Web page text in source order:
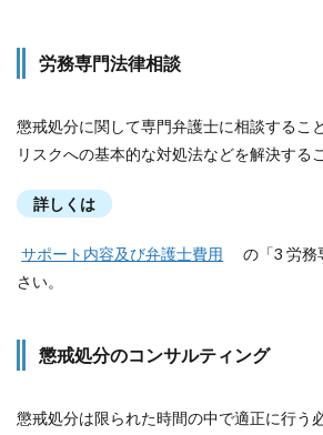
労務専門法律相談
懲戒処分に関して専門弁護士に相談するこ
リスクへの基本的な対処法などを解決する
詳しくは
サポート内容及び弁護士費用
の「3 労務
さい。
懲戒処分のコンサルティング
懲戒処分は限られた時間の中で適正に行う